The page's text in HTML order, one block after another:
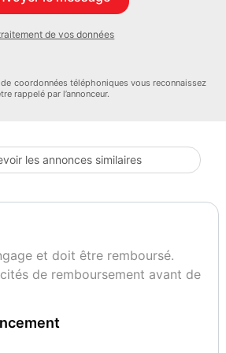
Spoticar-Premium 12 Mois
de vos données
coordonnées téléphoniques vous reconnaissez
rappelé par l’annonceur.
les annonces similaires
et doit être remboursé.
de remboursement avant de